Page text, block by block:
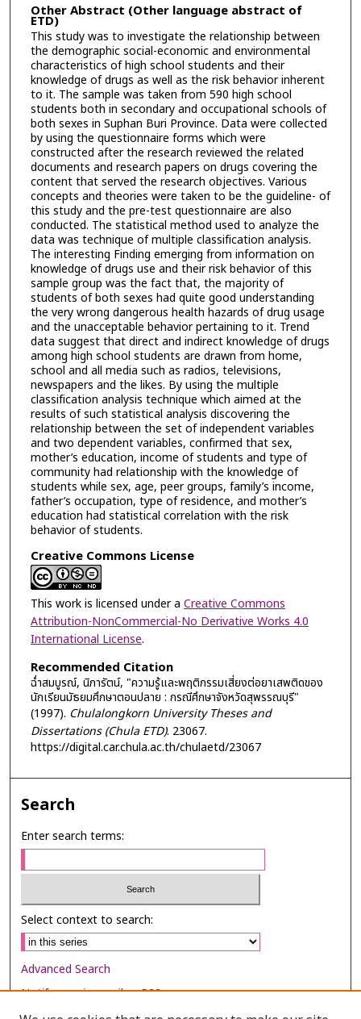
Other Abstract (Other language abstract of
ETD)
This study was to investigate the relationship between
the demographic social-economic and environmental
characteristics of high school students and their
knowledge of drugs as well as the risk behavior inherent
to it. The sample was taken from 590 high school
students both in secondary and occupational schools of
both sexes in Suphan Buri Province. Data were collected
by using the questionnaire forms which were
constructed after the research reviewed the related
documents and research papers on drugs covering the
content that served the research objectives. Various
concepts and theories were taken to be the guideline- of
this study and the pre-test questionnaire are also
conducted. The statistical method used to analyze the
data was technique of multiple classification analysis.
The interesting Finding emerging from information on
knowledge of drugs use and their risk behavior of this
sample group was the fact that, the majority of
students of both sexes had quite good understanding
the very wrong dangerous health hazards of drug usage
and the unacceptable behavior pertaining to it. Trend
data suggest that direct and indirect knowledge of drugs
among high school students are drawn from home,
school and all media such as radios, televisions,
newspapers and the likes. By using the multiple
classification analysis technique which aimed at the
results of such statistical analysis discovering the
relationship between the set of independent variables
and two dependent variables, confirmed that sex,
mother’ร education, income of students and type of
community had relationship with the knowledge of
students while sex, age, peer groups, family’s income,
father’s occupation, type of residence, and mother’s
education had statistical correlation with the risk
behavior of students.
Creative Commons License
This work is licensed under a Creative Commons
Attribution-NonCommercial-No Derivative Works 4.0
International License.
Recommended Citation
ฉ่ำสมบูรณ์, นิภารัตน์, "ความรู้และพฤติกรรมเสี่ยงต่อยาเสพติดของ
นักเรียนมัธยมศึกษาตอนปลาย : กรณีศึกษาจังหวัดสุพรรณบุรี"
(1997). Chulalongkorn University Theses and
Dissertations (Chula ETD). 23067.
https://digital.car.chula.ac.th/chulaetd/23067
Search
Enter search terms:
Select context to search:
Advanced Search
Notify me via email orRSS